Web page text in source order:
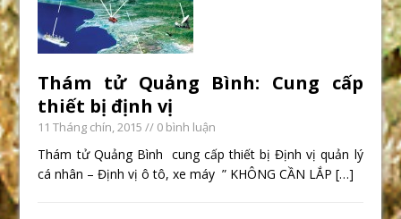
Thám tử Quảng Bình: Cung cấp
thiết bị định vị
11 Tháng chín, 2015 // 0 bình luận
Thám tử Quảng Bình cung cấp thiết bị Định vị quản lý
cá nhân – Định vị ô tô, xe máy ” KHÔNG CẦN LẮP[…]